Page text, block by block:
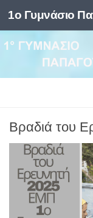
Skip to content
1ο Γυμνάσιο
Βραδιά του